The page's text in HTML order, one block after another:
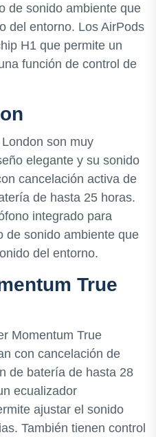
de sonido ambiente que
del entorno. Los AirPods
H1 que permite un
función de control de
son muy
elegante y su sonido
cancelación activa de
de hasta 25 horas.
integrado para
de sonido ambiente que
del entorno.
True
Momentum True
con cancelación de
de batería de hasta 28
ecualizador
ajustar el sonido
También tienen control